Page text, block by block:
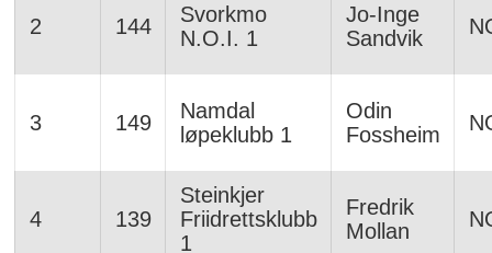
2 144
Svorkmo
N.O.I. 1
Jo-Inge
Sandvik
3 149
Namdal
løpeklubb 1
Odin
Fossheim
4 139
Steinkjer
Friidrettsklubb
1
Fredrik
Mollan